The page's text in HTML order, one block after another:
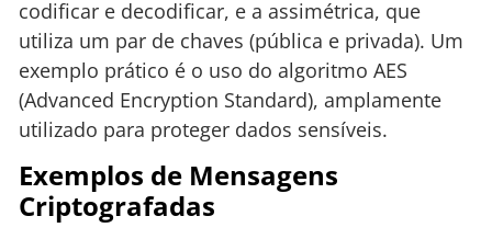
codificar e decodificar, e a assimétrica, que
utiliza um par de chaves (pública e privada). Um
exemplo prático é o uso do algoritmo AES
(Advanced Encryption Standard), amplamente
utilizado para proteger dados sensíveis.
Exemplos de Mensagens
Criptografadas